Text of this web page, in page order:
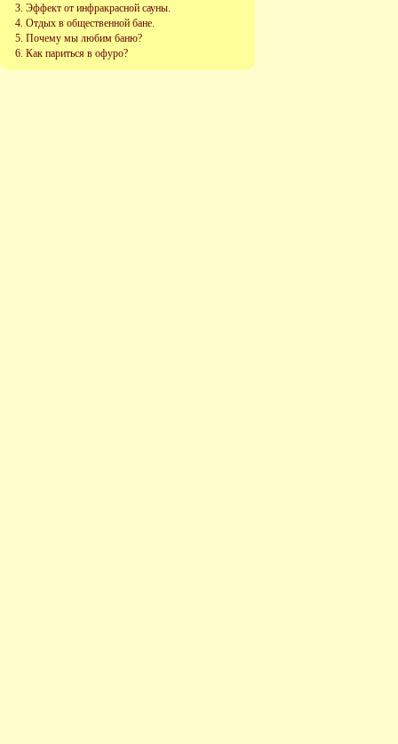
Эффект от инфракрасной сауны.
Отдых в общественной бане.
Почему мы любим баню?
Как париться в офуро?